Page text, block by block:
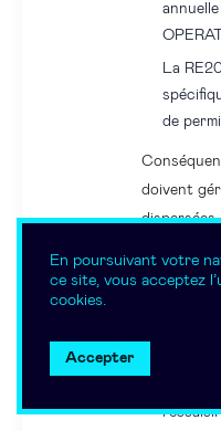
La
de
doivent
Une
s’ajoute à
En poursuivant votre
ce site, vous acceptez
cookies.
Accepter